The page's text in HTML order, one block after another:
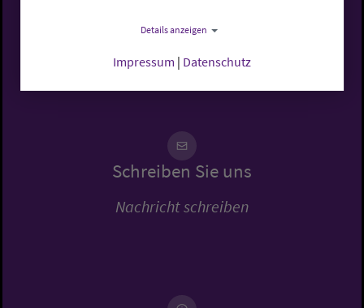
Schreiben Sie uns
Nachricht schreiben
Details anzeigen
Impressum | Datenschutz